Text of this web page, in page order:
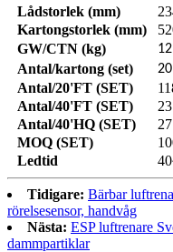
Lådstorlek (mm)
Kartongstorlek (mm)
GW/CTN (kg)
12
Antal/kartong (set) 20
Antal/20'FT (SET)
Antal/40'FT (SET)
Antal/40'HQ (SET)
MOQ (SET)
Ledtid
Tidigare: Bärbar
rörelsesensor, handvåg
Nästa: ESP luftrenare
dammpartiklar